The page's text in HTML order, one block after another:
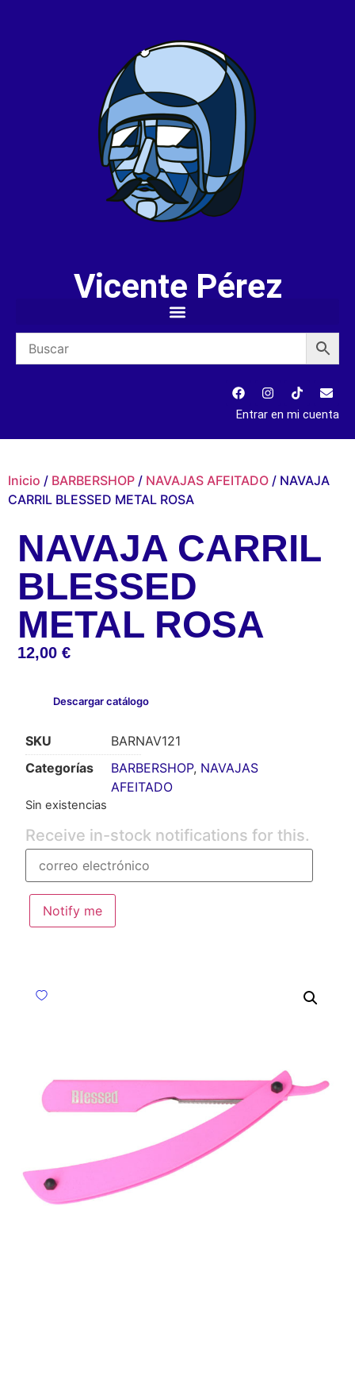
Vicente Pérez
Entrar en mi cuenta
Inicio / BARBERSHOP / NAVAJAS AFEITADO / NAVAJA
CARRIL BLESSED METAL ROSA
NAVAJA CARRIL
BLESSED
METAL ROSA
12,00€
Descargar catálogo
SKU
BARNAV121
Categorías
BARBERSHOP, NAVAJAS
AFEITADO
Sin existencias
Receive in-stock notifications for this.
Notify me